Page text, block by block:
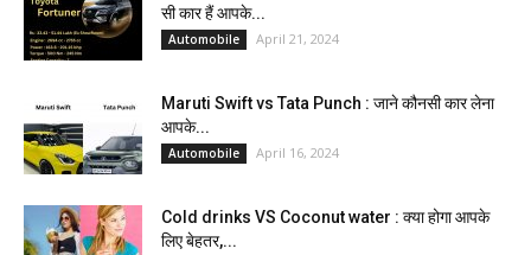
सी कार हैं आपके...
Automobile April 21, 2024
Maruti Swift vs Tata Punch : जाने कौनसी कार लेना
आपके...
Automobile April 16, 2024
Cold drinks VS Coconut water : क्या होगा आपके
लिए बेहतर,...